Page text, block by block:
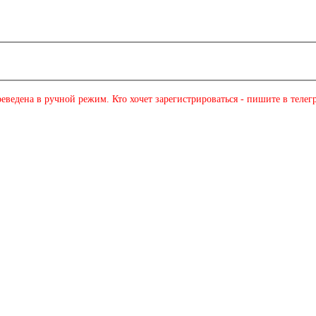
в ручной режим. Кто хочет зарегистрироваться - пишите в